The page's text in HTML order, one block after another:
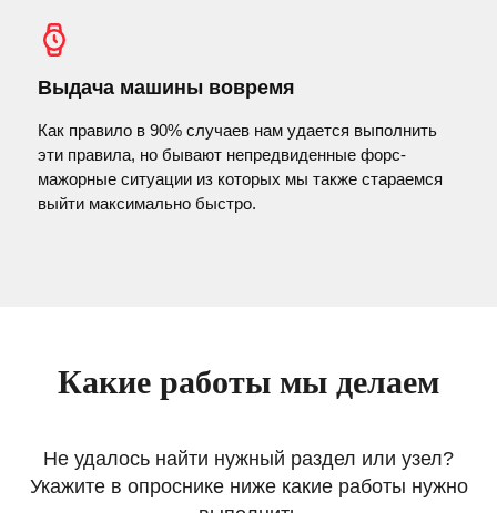
Выдача машины вовремя
Как правило в 90% случаев нам удается выполнить
эти правила, но бывают непредвиденные форс-
мажорные ситуации из которых мы также стараемся
выйти максимально быстро.
Какие работы мы делаем
Не удалось найти нужный раздел или узел?
Укажите в опроснике ниже какие работы нужно